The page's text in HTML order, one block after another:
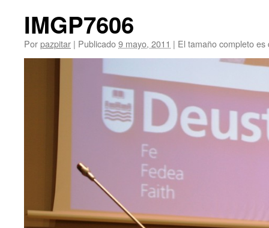
IMGP7606
Porpazpitar | Publicado9 mayo, 2011 | El tamaño completo